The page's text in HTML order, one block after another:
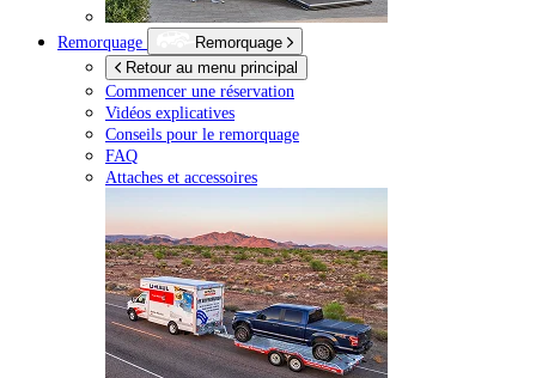
Remorquage
Remorquage
Retour au menu principal
Commencer une réservation
Vidéos explicatives
Conseils pour le remorquage
FAQ
Attaches et accessoires